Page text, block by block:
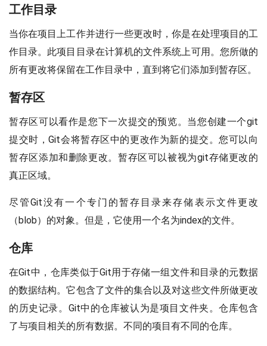
工作目录
当你在项目上工作并进行一些更改时，你是在处理项目的工
作目录。此项目目录在计算机的文件系统上可用。您所做的
所有更改将保留在工作目录中，直到将它们添加到暂存区。
暂存区
暂存区可以看作是您下一次提交的预览。当您创建一个git
提交时，Git会将暂存区中的更改作为新的提交。您可以向
暂存区添加和删除更改。暂存区可以被视为git存储更改的
真正区域。
尽管Git没有一个专门的暂存目录来存储表示文件更改
（blob）的对象。但是，它使用一个名为index的文件。
仓库
在Git中，仓库类似于Git用于存储一组文件和目录的元数据
的数据结构。它包含了文件的集合以及对这些文件所做更改
的历史记录。Git中的仓库被认为是项目文件夹。仓库包含
了与项目相关的所有数据。不同的项目有不同的仓库。